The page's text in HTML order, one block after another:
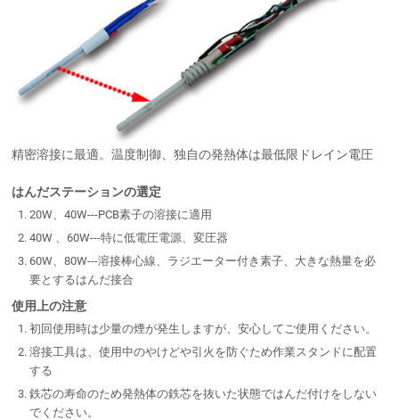
精密溶接に最適。温度制御、独自の発熱体は最低限ドレイン電圧
はんだステーションの選定
20W、40W---PCB素子の溶接に適用
40W 、60W---特に低電圧電源、変圧器
60W、80W---溶接棒心線、ラジエーター付き素子、大きな熱量を必
要とするはんだ接合
使用上の注意
初回使用時は少量の煙が発生しますが、安心してご使用ください。
溶接工具は、使用中のやけどや引火を防ぐため作業スタンドに配置
する
鉄芯の寿命のため発熱体の鉄芯を抜いた状態ではんだ付けをしない
でください。